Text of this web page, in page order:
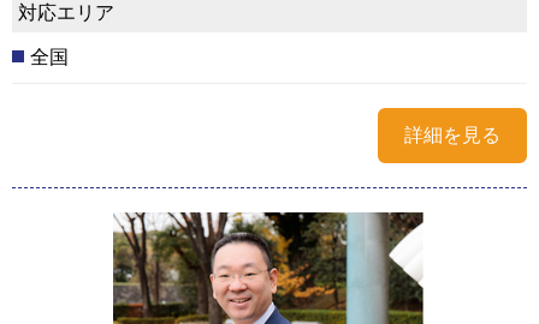
対応エリア
全国
詳細を見る